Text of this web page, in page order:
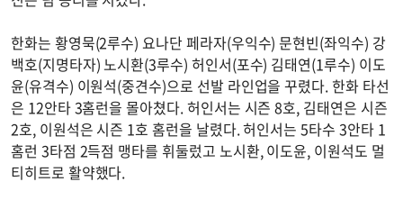
한화는 황영묵(2루수) 요나단 페라자(우익수) 문현빈(좌익수) 강
백호(지명타자) 노시환(3루수) 허인서(포수) 김태연(1루수) 이도
윤(유격수) 이원석(중견수)으로 선발 라인업을 꾸렸다. 한화 타선
은 12안타 3홈런을 몰아쳤다. 허인서는 시즌 8호, 김태연은 시즌
2호, 이원석은 시즌 1호 홈런을 날렸다. 허인서는 5타수 3안타 1
홈런 3타점 2득점 맹타를 휘둘렀고 노시환, 이도윤, 이원석도 멀
티히트로 활약했다.